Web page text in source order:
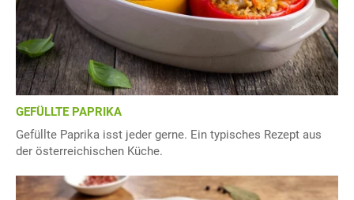
GEFÜLLTE PAPRIKA
Gefüllte Paprika isst jeder gerne. Ein typisches Rezept aus
der österreichischen Küche.